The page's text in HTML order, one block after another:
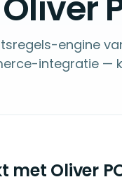
engine
integratie —
met Oliver